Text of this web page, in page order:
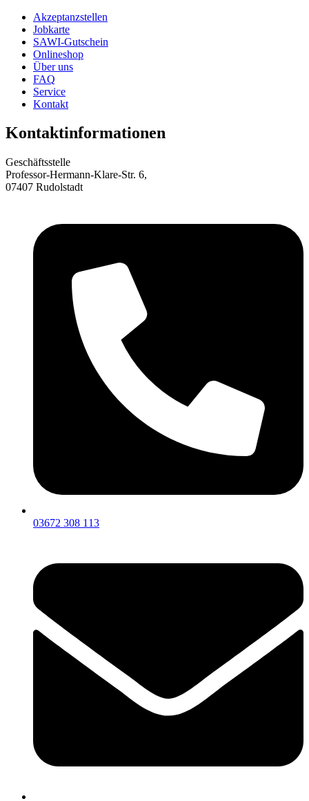
Akzeptanzstellen
Jobkarte
SAWI-Gutschein
Onlineshop
Über uns
FAQ
Service
Kontakt
Kontaktinformationen
Geschäftsstelle
Professor-Hermann-Klare-Str. 6,
07407 Rudolstadt
03672 308 113